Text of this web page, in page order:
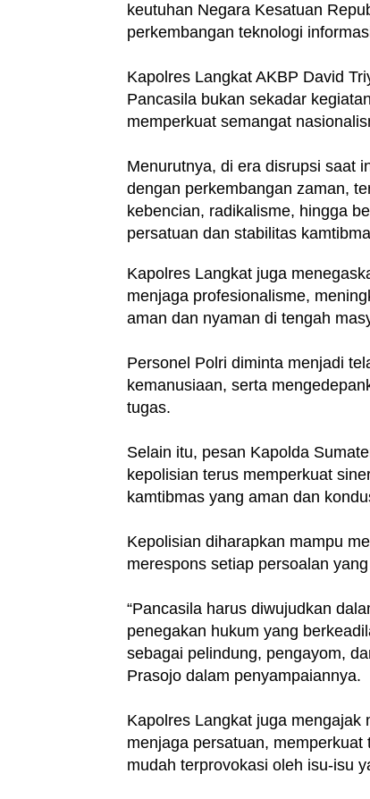
keutuhan Negara Kesatuan
perkembangan teknologi
Kapolres Langkat AKBP David
Pancasila bukan sekadar
memperkuat semangat
Menurutnya, di era disrupsi saat
dengan perkembangan zaman,
kebencian, radikalisme, hingga
persatuan dan stabilitas
Kapolres Langkat juga
menjaga profesionalisme,
aman dan nyaman di tengah
Personel Polri diminta menjadi
kemanusiaan, serta
tugas.
Selain itu, pesan Kapolda
kepolisian terus memperkuat
kamtibmas yang aman dan
Kepolisian diharapkan mampu
merespons setiap persoalan
“Pancasila harus diwujudkan
penegakan hukum yang
sebagai pelindung, pengayom,
Prasojo dalam penyampaiannya.
Kapolres Langkat juga
menjaga persatuan,
mudah terprovokasi oleh isu-isu